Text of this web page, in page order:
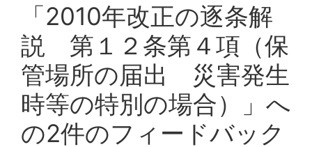
「2010年改正の逐条解
説 第１２条第４項（保
管場所の届出 災害発生
時等の特別の場合）」へ
の2件のフィードバック